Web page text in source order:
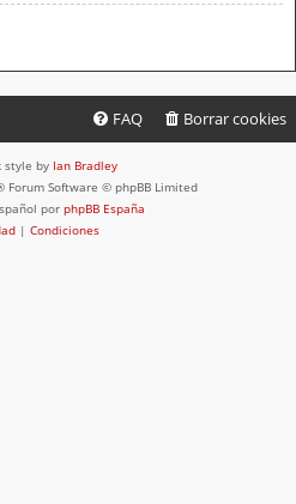
Borrar cookies
FAQ
style by Ian Bradley
Forum Software © phpBB Limited
por phpBB España
| Condiciones